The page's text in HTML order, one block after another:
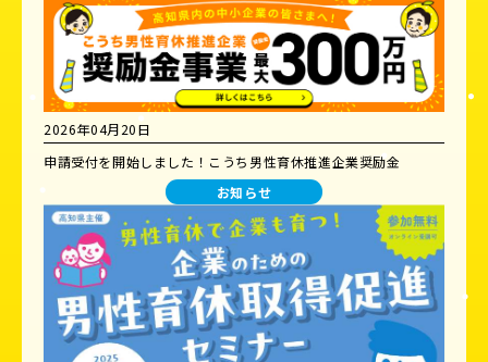
2026年04月20日
申請受付を開始しました！こうち男性育休推進企業奨励金
お知らせ